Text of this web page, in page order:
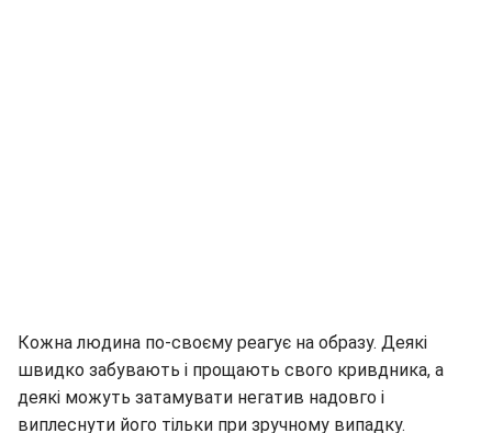
Кожна людина по-своєму реагує на образу. Деякі
швидко забувають і прощають свого кривдника, а
деякі можуть затамувати негатив надовго і
виплеснути його тільки при зручному випадку.